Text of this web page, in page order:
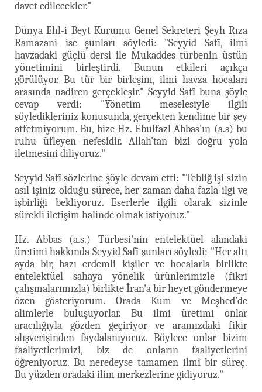
davet edilecekler."
Dünya Ehl-i Beyt Kurumu Genel Sekreteri Şeyh Rıza
Ramazani ise şunları söyledi: "Seyyid Safî, ilmi
havzadaki güçlü dersi ile Mukaddes türbenin üstün
yönetimini birleştirdi. Bunun etkileri açıkça
görülüyor. Bu tür bir birleşim, ilmi havza hocaları
arasında nadiren gerçekleşir." Seyyid Safî buna şöyle
cevap verdi: "Yönetim meselesiyle ilgili
söyledikleriniz konusunda, gerçekten kendime bir şey
atfetmiyorum. Bu, bize Hz. Ebulfazl Abbas’ın (a.s) bu
ruhu üfleyen nefesidir. Allah'tan bizi doğru yola
iletmesini diliyoruz."
Seyyid Safî sözlerine şöyle devam etti: "Tebliğ işi sizin
asıl işiniz olduğu sürece, her zaman daha fazla ilgi ve
işbirliği bekliyoruz. Eserlerle ilgili olarak sizinle
sürekli iletişim halinde olmak istiyoruz."
Hz. Abbas (a.s.) Türbesi'nin entelektüel alandaki
üretimi hakkında Seyyid Safî şunları söyledi: "Her altı
ayda bir, bazı erdemli kişiler ve hocalarla birlikte
entelektüel sahaya yönelik ürünlerimizle (fikri
çalışmalarımızla) birlikte İran'a bir heyet göndermeye
özen gösteriyorum. Orada Kum ve Meşhed'de
alimlerle buluşuyorlar. Bu ilmi üretimi onlar
aracılığıyla gözden geçiriyor ve aramızdaki fikir
alışverişinden faydalanıyoruz. Böylece onlar bizim
faaliyetlerimizi, biz de onların faaliyetlerini
öğreniyoruz. Bu neredeyse tamamen ilmî bir süreç.
Bu yüzden oradaki ilim merkezlerine gidiyoruz."